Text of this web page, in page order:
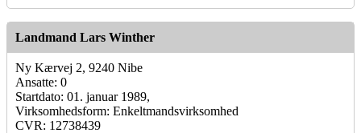
Landmand Lars Winther
Ny Kærvej 2, 9240 Nibe
Ansatte: 0
Startdato: 01. januar 1989,
Virksomhedsform: Enkeltmandsvirksomhed
CVR: 12738439